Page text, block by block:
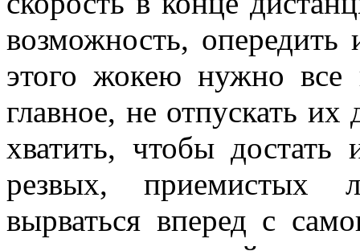
возможность, опередить
этого жокею нужно все
главное, не отпускать
хватить, чтобы
резвых, приемистых
вырваться вперед с